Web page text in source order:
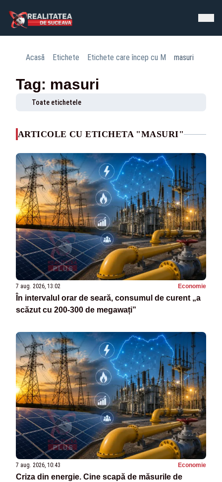
Acasă Etichete Etichete care încep cu M masuri
Tag: masuri
Toate etichetele
ARTICOLE CU ETICHETA "MASURI"
7 aug. 2026, 13:02 Economie
În intervalul orar de seară, consumul de curent „a
scăzut cu 200-300 de megawați”
7 aug. 2026, 10:43 Economie
Criza din energie. Cine scapă de măsurile de